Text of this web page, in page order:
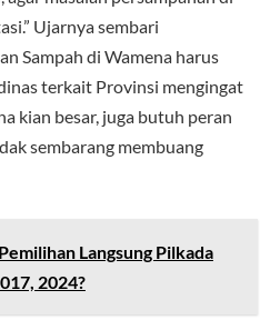
Ujarnya sembari
Sampah di Wamena harus
terkait Provinsi mengingat
kian besar, juga butuh peran
sembarang membuang
Langsung Pilkada
2024?